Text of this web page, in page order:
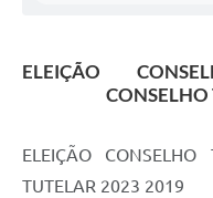
ELEIÇÃO
ELEIÇÃO CONSELHO
TUTELAR 2023 2019